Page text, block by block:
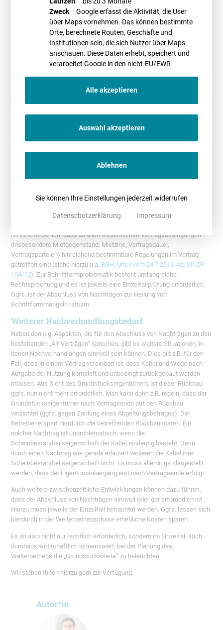
Dasselbe gilt, wenn feste Mindestbeträge vereinbart sind, die nach
Auslaufen der EEG-Vergütung für den Betreiber nicht mehr
wirtschaftlich darstellbar sind.
… und immer wieder die Schriftform …
Bei dem Abschluss von Nachträgen zu Grundstücksnutzungsverträgen
550 BGB wahren. Dies gilt jedenfalls für WEA-Standortverträge, die wie
ausgeführt nach allgemeiner Auffassung als Grundstücksmietverträge
Regelungen wie geändert werden sollen. Zudem muss im Nachtrag
Schriftform bei Abschluss eines Nachtrages im Zweifel dazu führt,
dass die Schriftform des gesamten Vertragswerks „verloren geht“.
Vertrages nach § 542 Abs. 1 BGB.
In dem Zusammenhang sollte geprüft werden, ob die „Alt-Verträge“ und
ist es erforderlich, dass zu allen wesentlichen Vertragsbedingungen
(insbesondere Mietgegenstand, Mietzins, Vertragsdauer,
Vertragsparteien) hinreichend bestimmbare Regelungen im Vertrag
getroffen sind (siehe hierzu u.a. BGH, Urteil vom 24.7.2013, Az. XII ZR
104/12). Zur Schriftformproblematik besteht umfangreiche
Rechtsprechung und es ist jeweils eine Einzelfallprüfung erforderlich.
Ggfs. ist der Abschluss von Nachträgen zur Heilung von
Schriftformmängeln ratsam.
Weiterer Nachverhandlungsbedarf
Neben den o.g. Aspekten, die für den Abschluss von Nachträgen zu den
bestehenden „Alt-Verträgen“ sprechen, gibt es weitere Situationen, in
denen Nachverhandlungen sinnvoll sein können. Dies gilt z.B. für den
Fall, dass in einem Vertrag vereinbart ist, dass Kabel und Wege nach
Aufgabe der Nutzung komplett und unbedingt zurückgebaut werden
müssen. Aus Sicht des Grundstückseigentümers ist dieser Rückbau
ggfs. nun nicht mehr erforderlich. Man kann dann z.B. regeln, dass der
Grundstückseigentümer nach Vertragsende auf den Rückbau
verzichtet (ggfs. gegen Zahlung eines Abgeltungsbetrages). Der
Betreiber erspart hierdurch die betreffenden Rückbaukosten. Ein
solcher Nachtrag ist unproblematisch, wenn die
Scheinbestandteilseigenschaft der Kabel eindeutig besteht. Denn
durch einen Nachtrag wie gerade erläutert verlieren die Kabel ihre
Scheinbestandteilseigenschaft nicht. Es muss allerdings klargestellt
werden, dass der Eigentumsübergang erst nach Vertragsende erfolgt.
Auch weitere zwischenzeitliche Entwicklungen können dazu führen,
dass der Abschluss von Nachträgen sinnvoll oder gar erforderlich ist.
Hierzu muss jeweils der Einzelfall betrachtet werden. Ggfs. lassen sich
hierdurch in der Weiterbetriebsphase erhebliche Kosten sparen.
Es ist also nicht nur rechtlich erforderlich, sondern im Einzelfall auch
durchaus wirtschaftlich lohnenswert, bei der Planung des
Weiterbetriebs die „Grundstücksseite“ zu beleuchten.
Wir stehen Ihnen hierzu gern zur Verfügung.
Autor*in
Zweck
Google erfasst die Aktivität, die User
über Maps vornehmen. Das können bestimmte
Orte, berechnete Routen, Geschäfte und
Institutionen sein, die sich Nutzer über Maps
anschauen. Diese Daten erhebt, speichert und
verarbeitet Google in den nicht-EU/EWR-
Alle akzeptieren
Auswahl akzeptieren
Ablehnen
Sie können Ihre Einstellungen jederzeit widerrufen
Datenschutzerklärung Impressum